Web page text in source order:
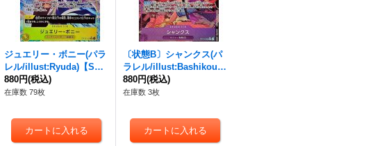
ジュエリー・ボニー(パラ
レル/illust:Ryuda)【SR/
P】{OP13-108}
880円(税込)
在庫数 79枚
〔状態B〕シャンクス(パ
ラレル/illust:Bashikou)
【R/P】{OP13-065}
880円(税込)
在庫数 3枚